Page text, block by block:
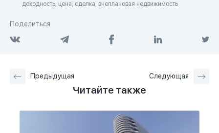
доходность; цена; сделка; внеплановая недвижимость
Поделиться
Предыдущая Следующая
Читайте также